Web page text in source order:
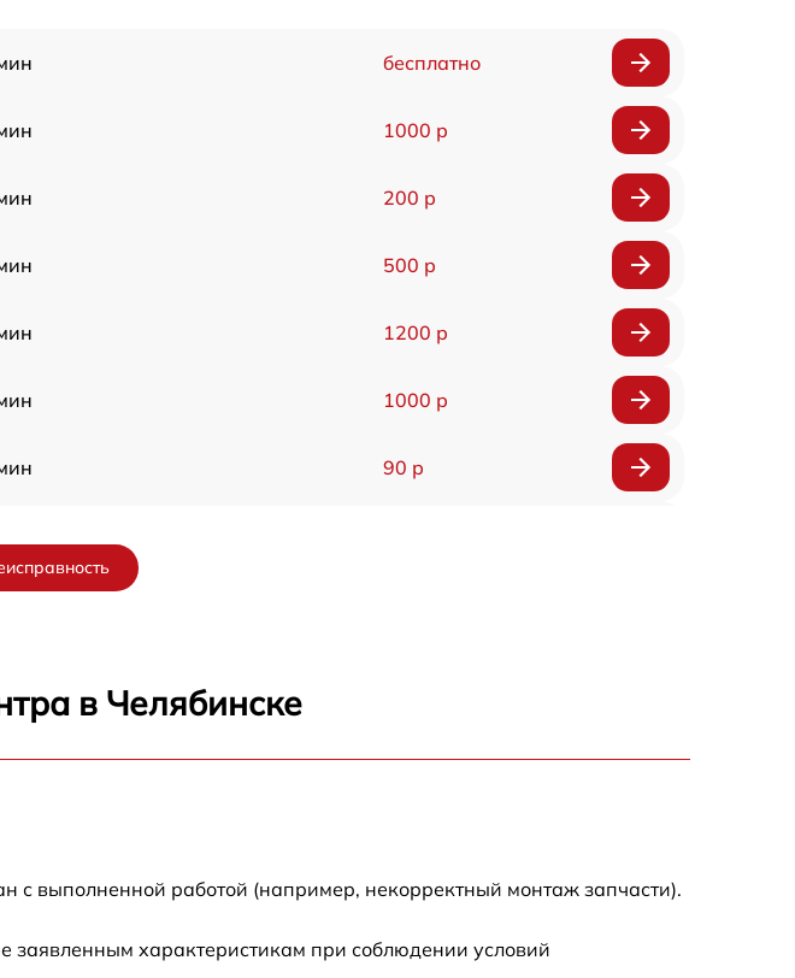
бесплатно
1000 р
200 р
500 р
1200 р
1000 р
90 р
в Челябинске
с выполненной работой (например, некорректный монтаж запчасти).
заявленным характеристикам при соблюдении условий